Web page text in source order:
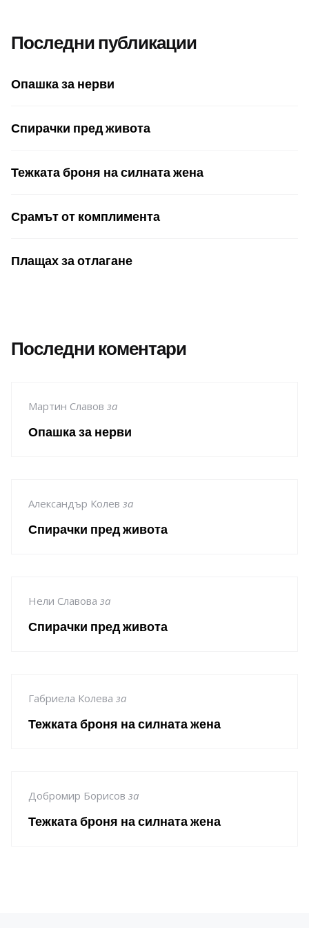
Последни публикации
Опашка за нерви
Спирачки пред живота
Тежката броня на силната жена
Срамът от комплимента
Плащах за отлагане
Последни коментари
Мартин Славов за
Опашка за нерви
Александър Колев за
Спирачки пред живота
Нели Славова за
Спирачки пред живота
Габриела Колева за
Тежката броня на силната жена
Добромир Борисов за
Тежката броня на силната жена